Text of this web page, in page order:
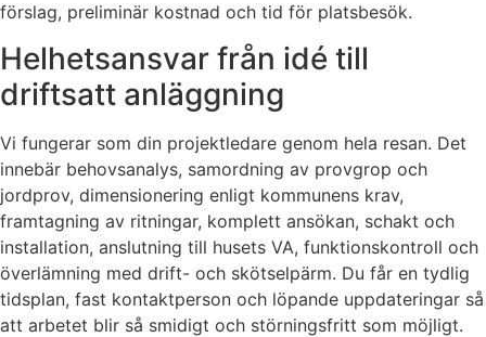
förslag, preliminär kostnad och tid för platsbesök.
Helhetsansvar från idé till
driftsatt anläggning
Vi fungerar som din projektledare genom hela resan. Det
innebär behovsanalys, samordning av provgrop och
jordprov, dimensionering enligt kommunens krav,
framtagning av ritningar, komplett ansökan, schakt och
installation, anslutning till husets VA, funktionskontroll och
överlämning med drift- och skötselpärm. Du får en tydlig
tidsplan, fast kontaktperson och löpande uppdateringar så
att arbetet blir så smidigt och störningsfritt som möjligt.